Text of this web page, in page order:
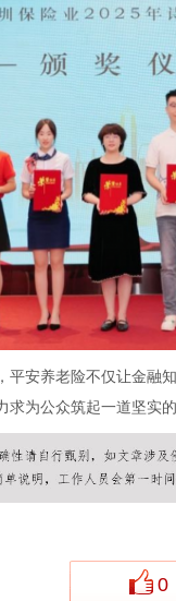
安养老险不仅让金融
为公众筑起一道坚实
0